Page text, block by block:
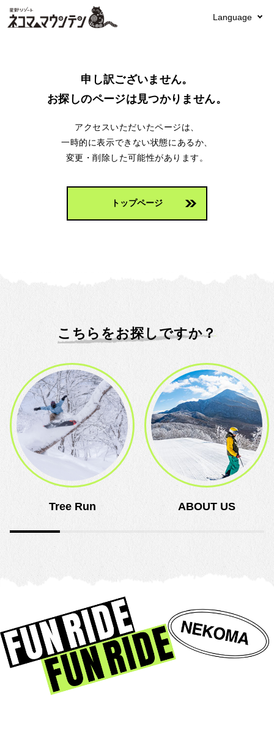
Language
申し訳ございません。
お探しのページは見つかりません。
アクセスいただいたページは、
一時的に表示できない状態にあるか、
変更・削除した可能性があります。
トップページ
こちらをお探しですか？
Tree Run ABOUT US